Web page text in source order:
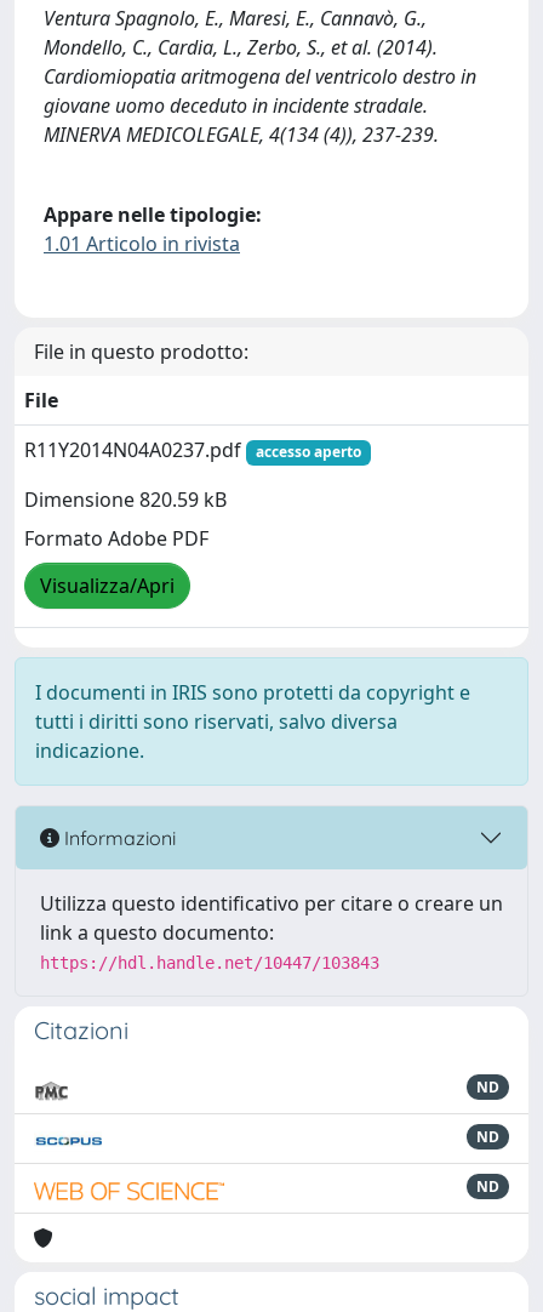
Ventura Spagnolo, E., Maresi, E., Cannavò, G.,
Mondello, C., Cardia, L., Zerbo, S., et al. (2014).
Cardiomiopatia aritmogena del ventricolo destro in
giovane uomo deceduto in incidente stradale.
MINERVA MEDICOLEGALE, 4(134 (4)), 237-239.
Appare nelle tipologie:
1.01 Articolo in rivista
File in questo prodotto:
File
R11Y2014N04A0237.pdf
accesso aperto
Dimensione 820.59 kB
Formato Adobe PDF
Visualizza/Apri
I documenti in IRIS sono protetti da copyright e
tutti i diritti sono riservati, salvo diversa
indicazione.
Informazioni
Utilizza questo identificativo per citare o creare un
link a questo documento:
https://hdl.handle.net/10447/103843
Citazioni
ND
ND
ND
social impact